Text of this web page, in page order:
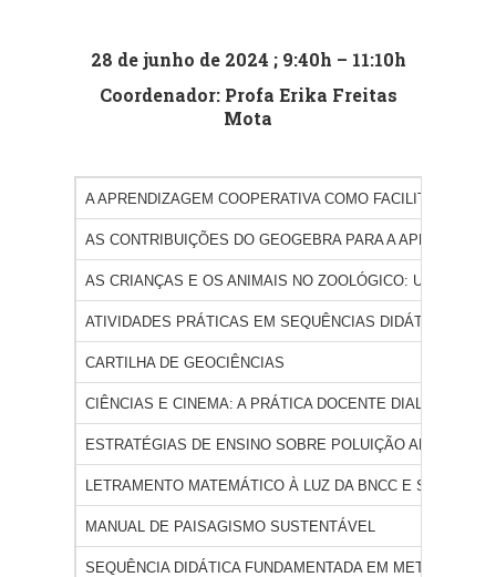
28 de junho de 2024 ; 9:40h – 11:10h
Coordenador: Profa Erika Freitas
Mota
A APRENDIZAGEM COOPERATIVA COMO FACILITADORA
AS CONTRIBUIÇÕES DO GEOGEBRA PARA A
AS CRIANÇAS E OS ANIMAIS NO ZOOLÓGICO: UMA
ATIVIDADES PRÁTICAS EM SEQUÊNCIAS DIDÁTICAS DE
CARTILHA DE GEOCIÊNCIAS
CIÊNCIAS E CINEMA: A PRÁTICA DOCENTE DIALOGANDO
ESTRATÉGIAS DE ENSINO SOBRE POLUIÇÃO AMBIENTAL
LETRAMENTO MATEMÁTICO À LUZ DA BNCC E
MANUAL DE PAISAGISMO SUSTENTÁVEL
SEQUÊNCIA DIDÁTICA FUNDAMENTADA EM